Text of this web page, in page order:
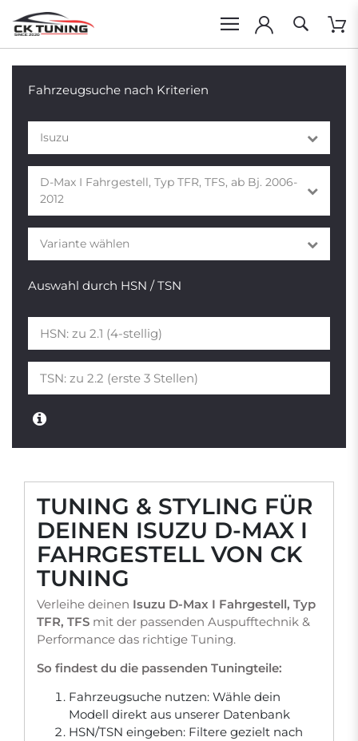
Fahrzeugsuche nach Kriterien
Isuzu
D-Max I Fahrgestell, Typ TFR, TFS, ab Bj. 2006-
2012
Variante wählen
Auswahl durch HSN / TSN
TUNING & STYLING FÜR
DEINEN ISUZU D-MAX I
FAHRGESTELL VON CK
TUNING
Verleihe deinen Isuzu D-Max I Fahrgestell, Typ
TFR, TFS mit der passenden Auspufftechnik &
Performance das richtige Tuning.
So findest du die passenden Tuningteile:
Fahrzeugsuche nutzen: Wähle dein
Modell direkt aus unserer Datenbank
HSN/TSN eingeben: Filtere gezielt nach